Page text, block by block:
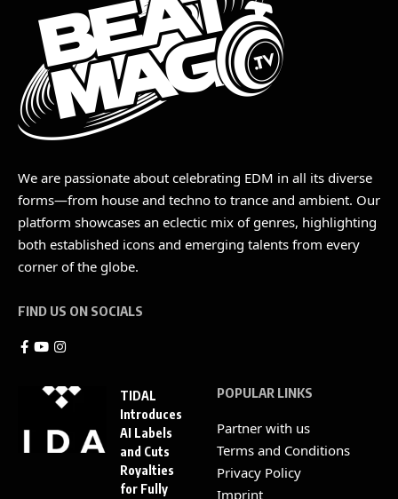
We are passionate about celebrating EDM in all its diverse
forms—from house and techno to trance and ambient. Our
platform showcases an eclectic mix of genres, highlighting
both established icons and emerging talents from every
corner of the globe.
FIND US ON SOCIALS
TIDAL
Introduces
AI Labels
and Cuts
Royalties
for Fully
POPULAR LINKS
Partner with us
Terms and Conditions
Privacy Policy
Imprint